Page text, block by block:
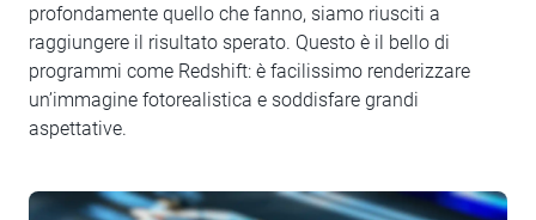
profondamente quello che fanno, siamo riusciti a
raggiungere il risultato sperato. Questo è il bello di
programmi come Redshift: è facilissimo renderizzare
un’immagine fotorealistica e soddisfare grandi
aspettative.